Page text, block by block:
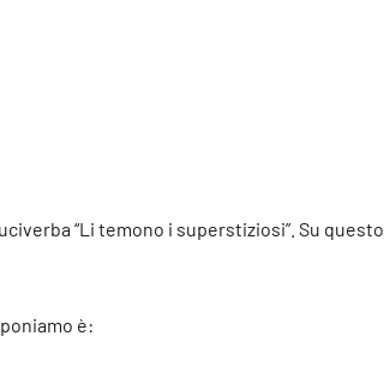
“Li temono i superstiziosi”. Su questo
è: